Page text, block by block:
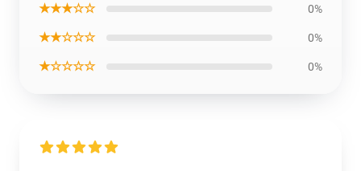
★★★☆☆ 0%
★★☆☆☆ 0%
★☆☆☆☆ 0%